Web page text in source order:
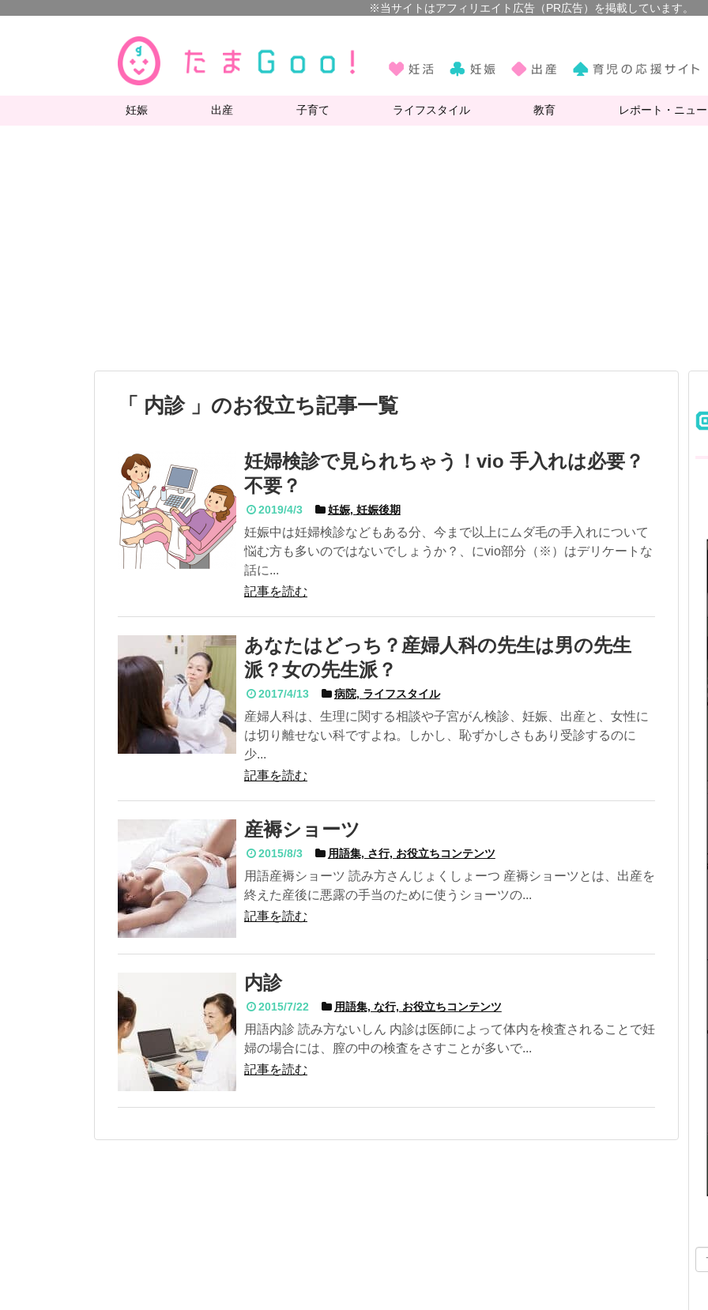
妊娠 出産 子育て ライフスタイル 教育 レポート・ニュ
「 内診 」のお役立ち記事一覧
妊婦検診で見られちゃう！vio 手入れは必要？
不要？
2019/4/3 妊娠, 妊娠後期
妊娠中は妊婦検診などもある分、今まで以上にムダ毛の手入れについて
悩む方も多いのではないでしょうか？、にvio部分（※）はデリケートな
話に...
記事を読む
あなたはどっち？産婦人科の先生は男の先生
派？女の先生派？
2017/4/13 病院, ライフスタイル
産婦人科は、生理に関する相談や子宮がん検診、妊娠、出産と、女性に
は切り離せない科ですよね。しかし、恥ずかしさもあり受診するのに
少...
記事を読む
産褥ショーツ
2015/8/3 用語集, さ行, お役立ちコンテンツ
用語産褥ショーツ 読み方さんじょくしょーつ 産褥ショーツとは、出産を
終えた産後に悪露の手当のために使うショーツの...
記事を読む
内診
2015/7/22 用語集, な行, お役立ちコンテンツ
用語内診 読み方ないしん 内診は医師によって体内を検査されることで妊
婦の場合には、膣の中の検査をさすことが多いで...
記事を読む